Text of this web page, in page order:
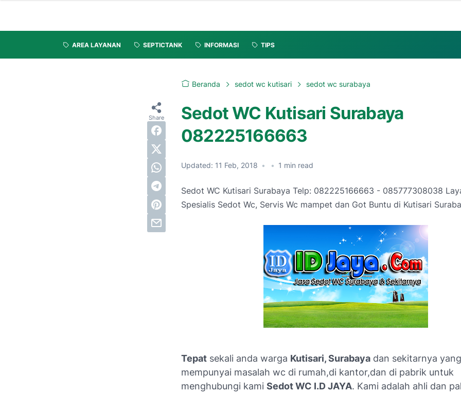
AREA LAYANAN SEPTICTANK INFORMASI TIPS
Beranda sedot wc kutisari sedot wc surabaya
Sedot WC Kutisari Surabaya
082225166663
Updated: 11 Feb, 2018 • • 1 min read
Sedot WC Kutisari Surabaya Telp: 082225166663 - 085777308038
Spesialis Sedot Wc, Servis Wc mampet dan Got Buntu di Kutisari
Tepat sekali anda warga Kutisari, Surabaya dan sekitarnya yang
mempunyai masalah wc di rumah,di kantor,dan di pabrik untuk
menghubungi kami Sedot WC I.D JAYA. Kami adalah ahli dan